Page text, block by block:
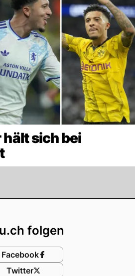
sich bei
folgen
Facebook
Twitter